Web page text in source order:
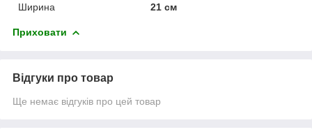
Ширина
21 см
Приховати
Відгуки про товар
Ще немає відгуків про цей товар